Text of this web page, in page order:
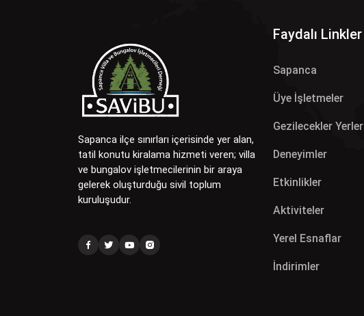
Sapanca ilçe sınırları içerisinde yer alan,
tatil konutu kiralama hizmeti veren; villa
ve bungalov işletmecilerinin bir araya
gelerek oluşturduğu sivil toplum
kuruluşudur.
Faydalı Linkler
Sapanca
Üye İşletmeler
Gezilecekler Yerler
Deneyimler
Etkinlikler
Aktiviteler
Yerel Esnaflar
İndirimler